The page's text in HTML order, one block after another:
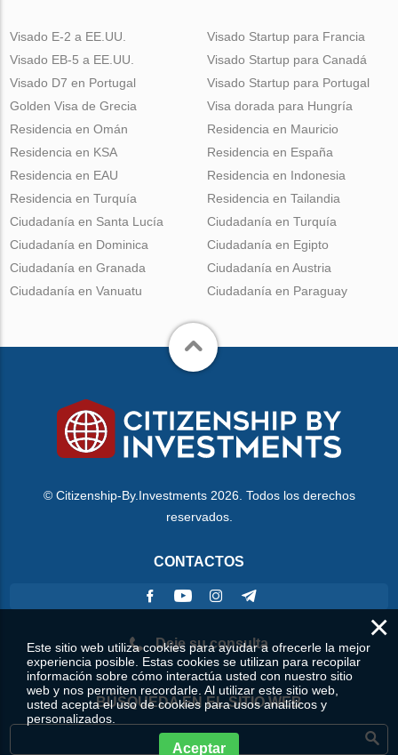
Visado E-2 a EE.UU.
Visado EB-5 a EE.UU.
Visado D7 en Portugal
Golden Visa de Grecia
Visado Startup para Francia
Visado Startup para Canadá
Visado Startup para Portugal
Visa dorada para Hungría
Residencia en Omán
Residencia en KSA
Residencia en EAU
Residencia en Turquía
Residencia en Mauricio
Residencia en España
Residencia en Indonesia
Residencia en Tailandia
Ciudadanía en Santa Lucía
Ciudadanía en Dominica
Ciudadanía en Granada
Ciudadanía en Vanuatu
Ciudadanía en Turquía
Ciudadanía en Egipto
Ciudadanía en Austria
Ciudadanía en Paraguay
© Citizenship-By.Investments 2026. Todos los derechos
reservados.
CONTACTOS
Deje su consulta
BÚSQUEDA EN EL SITIO WEB
×
Este sitio web utiliza cookies para ayudar a ofrecerle la mejor
experiencia posible. Estas cookies se utilizan para recopilar
información sobre cómo interactúa usted con nuestro sitio
web y nos permiten recordarle. Al utilizar este sitio web,
usted acepta el uso de cookies para usos analíticos y
personalizados.
Aceptar